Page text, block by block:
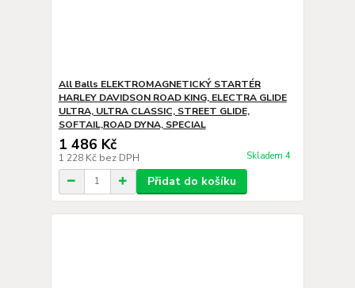
All Balls ELEKTROMAGNETICKÝ STARTÉR
HARLEY DAVIDSON ROAD KING, ELECTRA GLIDE
ULTRA, ULTRA CLASSIC, STREET GLIDE,
SOFTAIL,ROAD DYNA, SPECIAL
1 486 Kč
1 228 Kč bez DPH Skladem 4
Přidat do košíku